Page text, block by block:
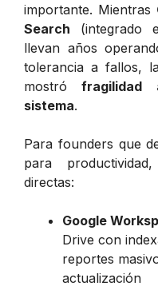
importante. Mientras
Search (integrado
llevan años
tolerancia a fallos,
mostrófragilidad
sistema.
Para founders que
para
directas:
Google
Drive con
reportes
actualización